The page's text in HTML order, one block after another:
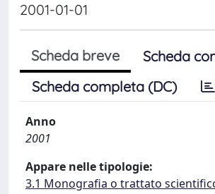
2001-01-01
Scheda breve
Scheda
Scheda completa (DC)
Anno
2001
Appare nelle tipologie:
3.1 Monografia o trattato